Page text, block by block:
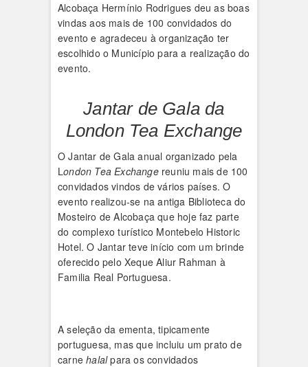
Alcobaça Hermínio Rodrigues deu as boas
vindas aos mais de 100 convidados do
evento e agradeceu à organização ter
escolhido o Município para a realização do
evento.
Jantar de Gala da
London Tea Exchange
O Jantar de Gala anual organizado pela
London Tea Exchange reuniu mais de 100
convidados vindos de vários países. O
evento realizou-se na antiga Biblioteca do
Mosteiro de Alcobaça que hoje faz parte
do complexo turístico Montebelo Historic
Hotel. O Jantar teve início com um brinde
oferecido pelo Xeque Aliur Rahman à
Familia Real Portuguesa.
A seleção da ementa, tipicamente
portuguesa, mas que incluiu um prato de
carnehalalpara os convidados